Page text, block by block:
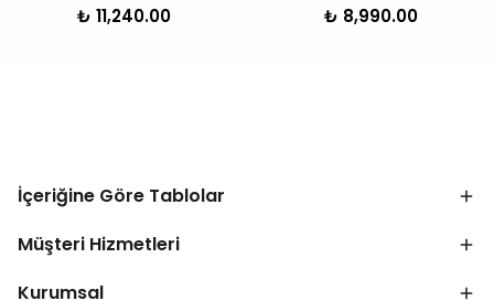
₺ 11,240.00 ₺ 8,990.00
İçeriğine Göre Tablolar
Müşteri Hizmetleri
Kurumsal